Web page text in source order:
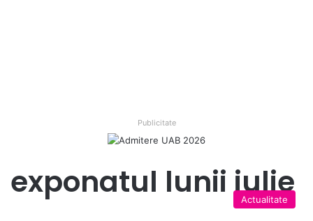
Publicitate
exponatul lunii iulie
Actualitate